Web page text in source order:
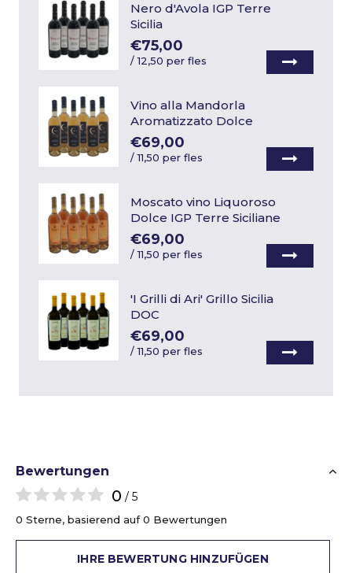
Nero d'Avola IGP Terre
Sicilia
€75,00
/12,50 per fles
Vino alla Mandorla
Aromatizzato Dolce
€69,00
/11,50 per fles
Moscato vino Liquoroso
Dolce IGP Terre Siciliane
€69,00
/11,50 per fles
'I Grilli di Ari' Grillo Sicilia
DOC
€69,00
/11,50 per fles
Bewertungen
0 / 5
0 Sterne, basierend auf 0 Bewertungen
IHRE BEWERTUNG HINZUFÜGEN